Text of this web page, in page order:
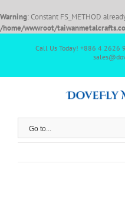
Warning: Constant FS_METHOD
/home/wwwroot/
Call Us Today! +886 4 2626
Go to...